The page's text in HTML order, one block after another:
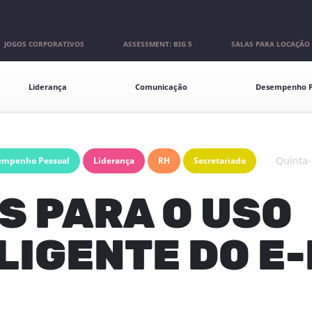
JOGOS CORPORATIVOS ASSESSMENT: BIG 5 SALAS PARA LOCAÇÃO
Liderança Comunicação Desempenho
Pessoal Liderança RH Secretariado
PARA O USO
DO